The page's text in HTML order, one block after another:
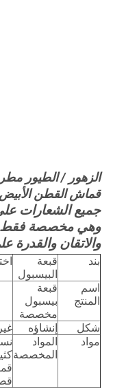
الزهور / الطيور
قماش القطن الأبيض
جميع الشعارات
وهي مخصصة فقط
والاتقان والقدرة
بند
قبعة
البيسبول
اسم
المنتج
قبعة
بيسبول
مخصصة
شكل
إنشاؤه
مواد
المواد
المخصصة